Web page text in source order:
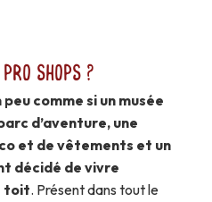
Shops ?
peu comme si un musée
d’aventure, une
et de vêtements et un
décidé de vivre
toit. Présent dans tout le